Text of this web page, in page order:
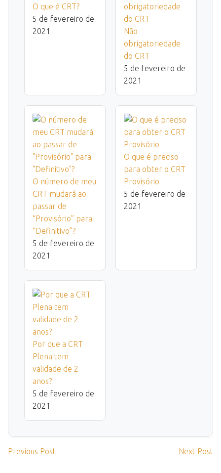
O que é CRT?
5 de fevereiro de
2021
Não
obrigatoriedade
do CRT
5 de fevereiro de
2021
O número de meu
CRT mudará ao
passar de
“Provisório” para
“Definitivo”?
5 de fevereiro de
2021
O que é preciso
para obter o CRT
Provisório
5 de fevereiro de
2021
Por que a CRT
Plena tem
validade de 2
anos?
5 de fevereiro de
2021
Previous Post Next Post